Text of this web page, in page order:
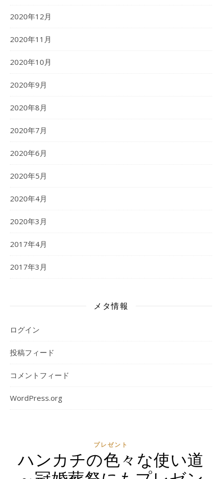
2020年12月
2020年11月
2020年10月
2020年9月
2020年8月
2020年7月
2020年6月
2020年5月
2020年4月
2020年3月
2017年4月
2017年3月
メタ情報
ログイン
投稿フィード
コメントフィード
WordPress.org
プレゼント
ハンカチの色々な使い道